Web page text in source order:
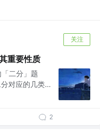
关注
重要性质
二分」题
对应的几类...
2